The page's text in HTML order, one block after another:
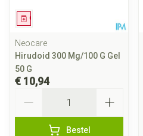
Geneesmiddel
Neocare
Hirudoid 300 Mg/100 G Gel
50 G
€ 10,94
Bestel